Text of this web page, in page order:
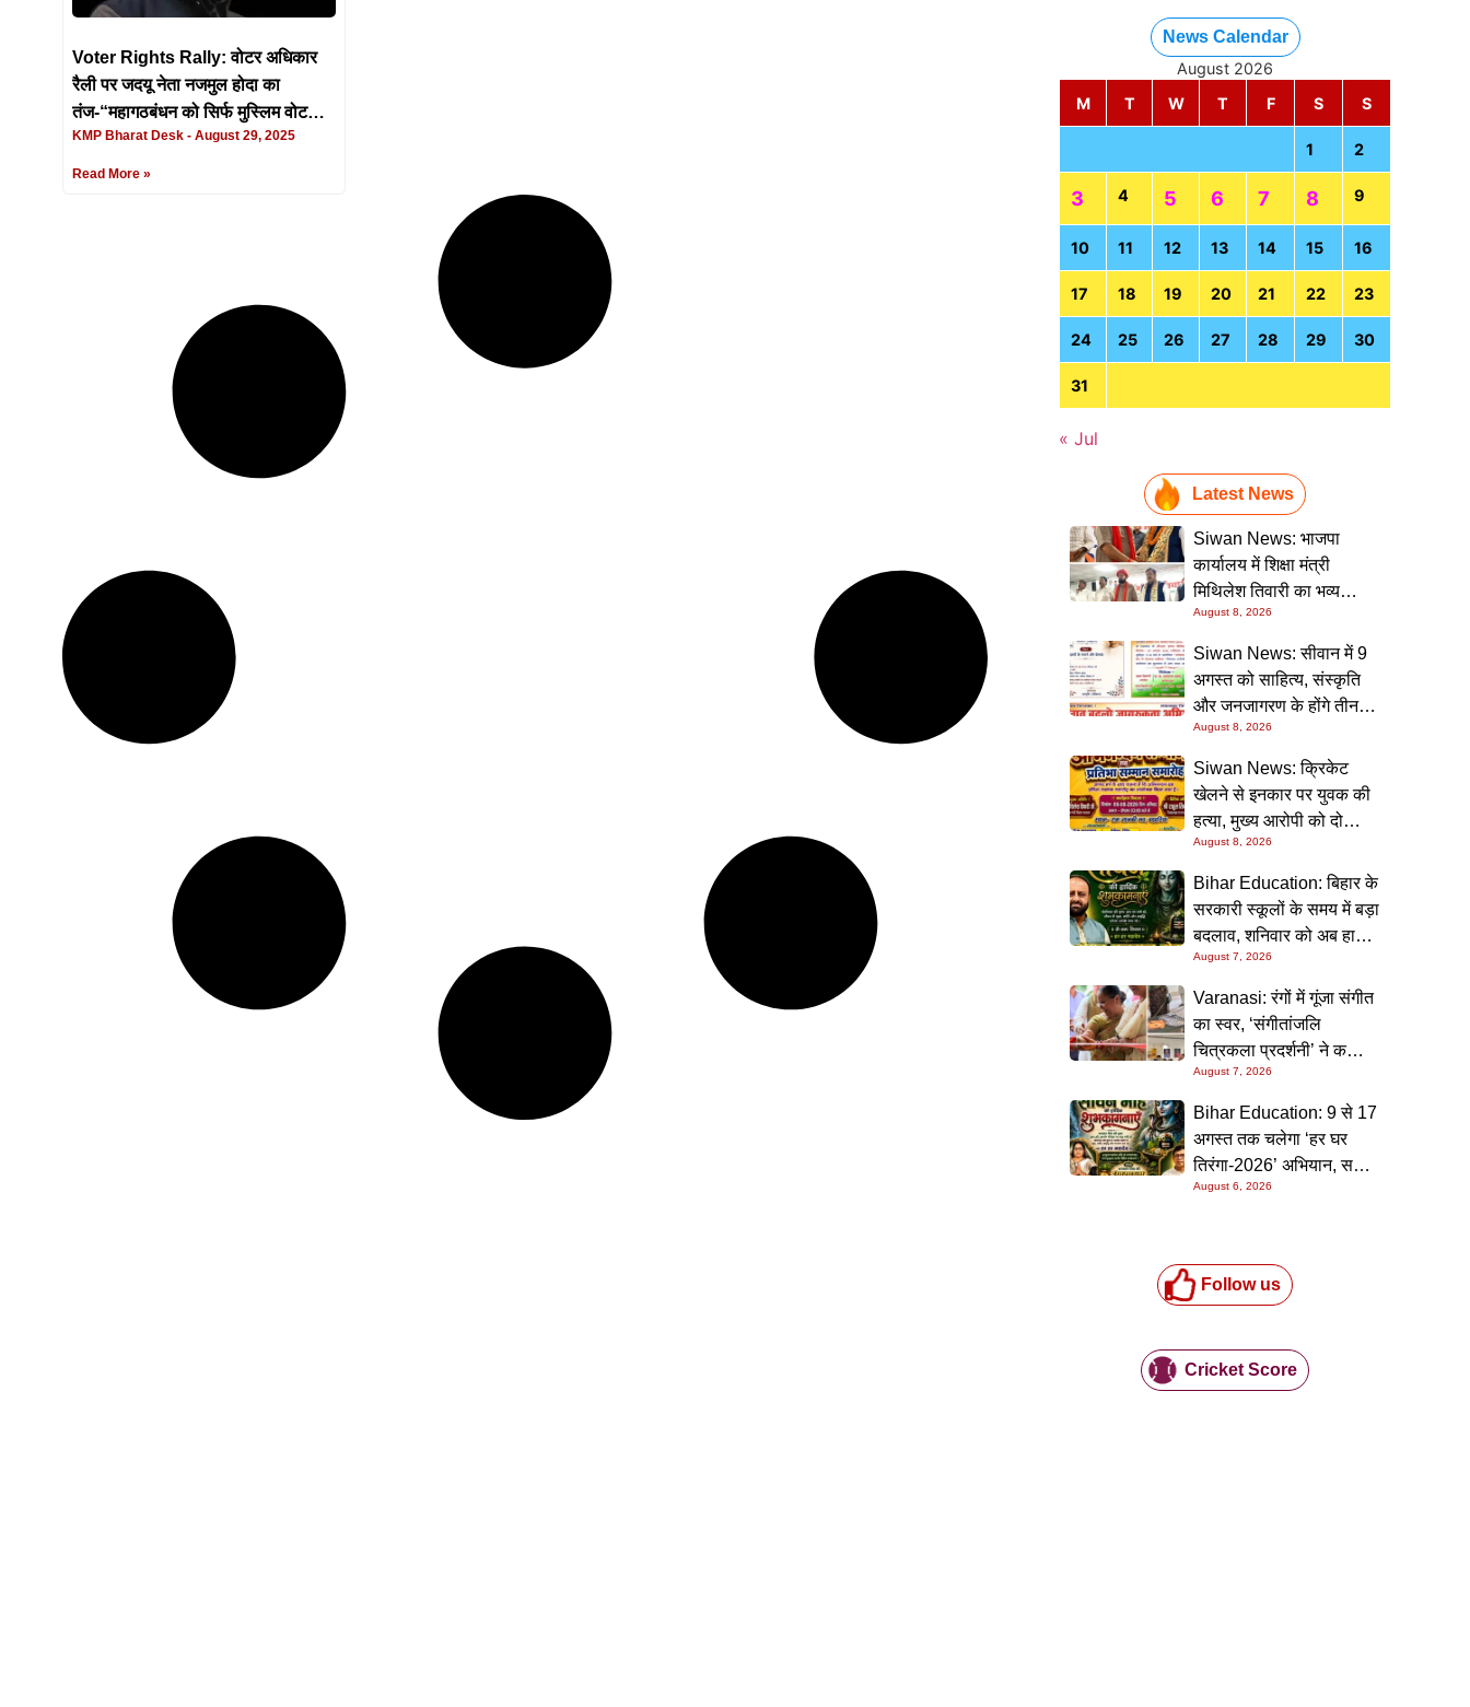
Voter Rights Rally: वोटर अधिकार
रैली पर जदयू नेता नजमुल होदा का
तंज-“महागठबंधन को सिर्फ मुस्लिम वोट
चाहिए, बराबरी का हक नहीं”
KMP Bharat Desk August 29, 2025
Read More »
News Calendar
August 2026
M
T W T F S S
1 2
3 4 5 6 7 8 9
10 11 12 13 14 15 16
17 18 19 20 21 22 23
24 25 26 27 28 29 30
31
« Jul
Latest News
Siwan News: भाजपा
कार्यालय में शिक्षा मंत्री
मिथिलेश तिवारी का भव्य
स्वागत, बोले- कार्यकर्ता ही
पार्टी की सबसे बड़ी ताकत
August 8, 2026
Siwan News: सीवान में 9
अगस्त को साहित्य, संस्कृति
और जनजागरण के होंगे तीन
बड़े आयोजन
August 8, 2026
Siwan News: क्रिकेट
खेलने से इनकार पर युवक की
हत्या, मुख्य आरोपी को दो
धाराओं में उम्रकैद
August 8, 2026
Bihar Education: बिहार के
सरकारी स्कूलों के समय में बड़ा
बदलाव, शनिवार को अब हाफ
डे रहेगा विद्यालय
August 7, 2026
Varanasi: रंगों में गूंजा संगीत
का स्वर, ‘संगीतांजलि
चित्रकला प्रदर्शनी’ ने कला
प्रेमियों को किया मंत्रमुग्ध
August 7, 2026
Bihar Education: 9 से 17
अगस्त तक चलेगा ‘हर घर
तिरंगा-2026’ अभियान, सभी
स्कूलों को दिए गए विस्तृत
August 6, 2026
Follow us
Cricket Score